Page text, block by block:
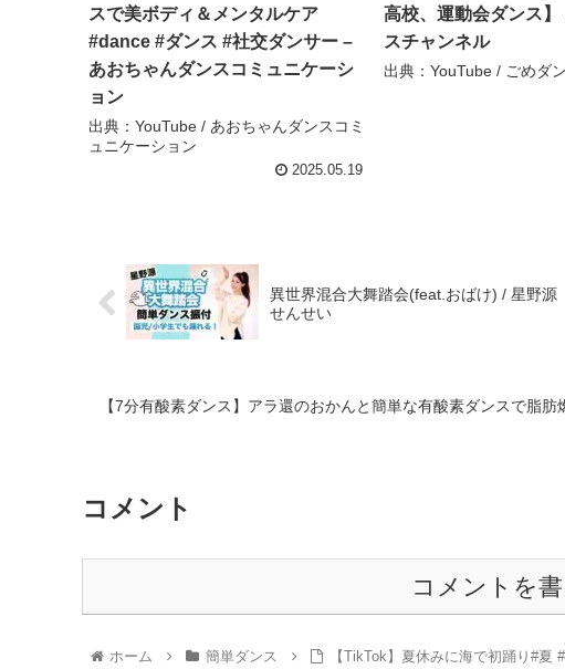
スで美ボディ＆メンタルケア
#dance #ダンス #社交ダンサー –
あおちゃんダンスコミュニケーシ
ョン
出典：YouTube / あおちゃんダンスコミ
ュニケーション
2025.05.19
高校、運動会ダンス】
スチャンネル
出典：YouTube / ごめダ
異世界混合大舞踏会(feat.おばけ) / 星野源
せんせい
【7分有酸素ダンス】アラ還のおかんと簡単な有酸素ダンスで脂
コメント
コメントを
ホーム 簡単ダンス 【TikTok】夏休みに海で初踊り#